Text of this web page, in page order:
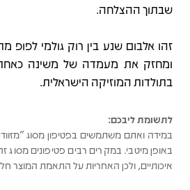
שבתוך ההצלחה.
זהו אלבום שנע בין רוק גולמי לפופ
ומחזק את מעמדה של משינה
בתולדות המוזיקה הישראלית.
לתשומת ליבכם:
במידה ואתם משתמשים בפטיפון מסוג
באופן מיטבי. במקרים רבים פטיפונים מסוג
איכותיים, ולכן האחריות על התאמת המוצר